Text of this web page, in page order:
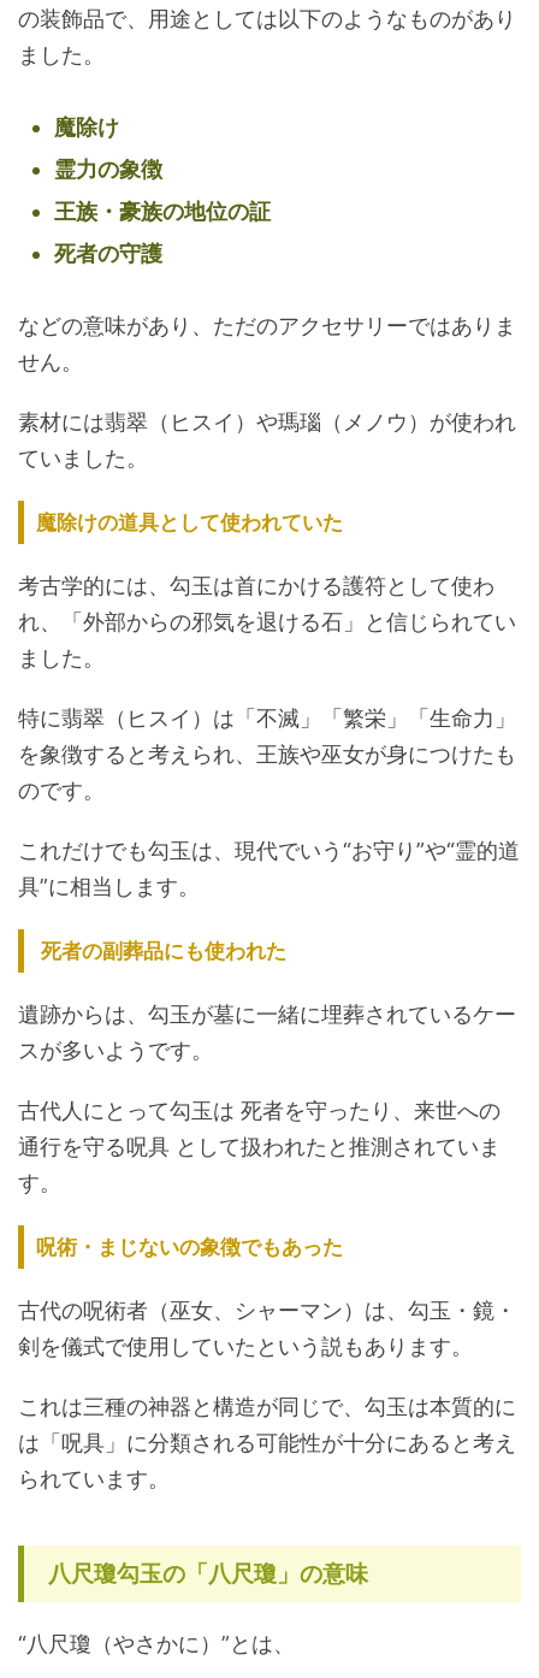
の装飾品で、用途としては以下のようなものがあり
ました。
魔除け
霊力の象徴
王族・豪族の地位の証
死者の守護
などの意味があり、ただのアクセサリーではありま
せん。
素材には翡翠（ヒスイ）や瑪瑙（メノウ）が使われ
ていました。
魔除けの道具として使われていた
考古学的には、勾玉は首にかける護符として使わ
れ、「外部からの邪気を退ける石」と信じられてい
ました。
特に翡翠（ヒスイ）は「不滅」「繁栄」「生命力」
を象徴すると考えられ、王族や巫女が身につけたも
のです。
これだけでも勾玉は、現代でいう“お守り”や“霊的道
具”に相当します。
死者の副葬品にも使われた
遺跡からは、勾玉が墓に一緒に埋葬されているケー
スが多いようです。
古代人にとって勾玉は 死者を守ったり、来世への
通行を守る呪具 として扱われたと推測されていま
す。
呪術・まじないの象徴でもあった
古代の呪術者（巫女、シャーマン）は、勾玉・鏡・
剣を儀式で使用していたという説もあります。
これは三種の神器と構造が同じで、勾玉は本質的に
は「呪具」に分類される可能性が十分にあると考え
られています。
八尺瓊勾玉の「八尺瓊」の意味
“八尺瓊（やさかに）”とは、